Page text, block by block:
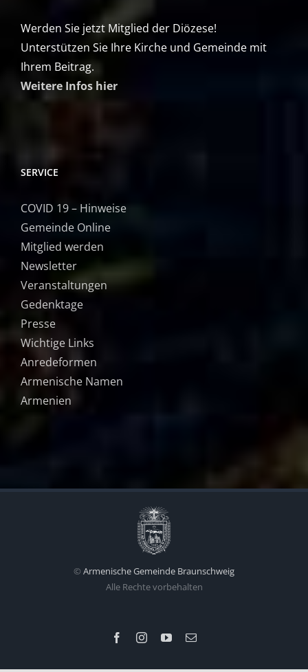
Werden Sie jetzt Mitglied der Diözese!
Unterstützen Sie Ihre Kirche und Gemeinde mit
Ihrem Beitrag.
Weitere Infos hier
SERVICE
COVID 19 – Hinweise
Gemeinde Online
Mitglied werden
Newsletter
Veranstaltungen
Gedenktage
Presse
Wichtige Links
Anredeformen
Armenische Namen
Armenien
© Armenische Gemeinde Braunschweig
Alle Rechte vorbehalten
FacebookInstagramYouTubeEmail